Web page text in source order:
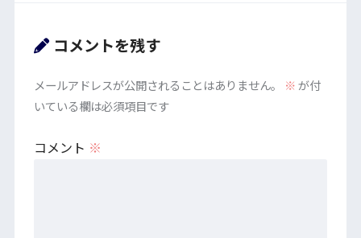
コメントを残す
メールアドレスが公開されることはありません。 ※が付
いている欄は必須項目です
コメント ※